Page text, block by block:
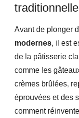
traditionnelle
Avant de plonger
modernes, il est
de la pâtisserie
comme les
crèmes brûlées,
éprouvées et des
comment